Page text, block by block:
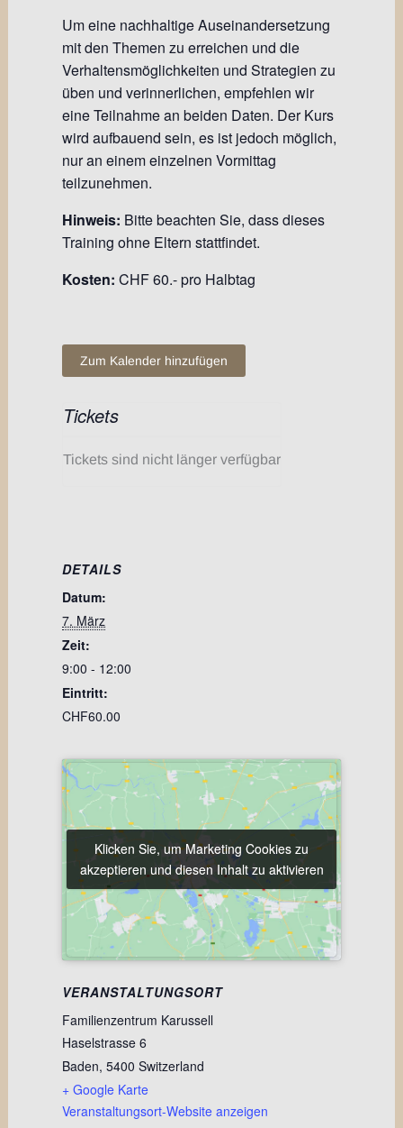
Um eine nachhaltige Auseinandersetzung
mit den Themen zu erreichen und die
Verhaltensmöglichkeiten und Strategien zu
üben und verinnerlichen, empfehlen wir
eine Teilnahme an beiden Daten. Der Kurs
wird aufbauend sein, es ist jedoch möglich,
nur an einem einzelnen Vormittag
teilzunehmen.
Hinweis: Bitte beachten Sie, dass dieses
Training ohne Eltern stattfindet.
Kosten: CHF 60.- pro Halbtag
Zum Kalender hinzufügen
DETAILS
Datum:
7. März
Zeit:
9:00 - 12:00
Eintritt:
CHF60.00
VERANSTALTUNGSORT
Familienzentrum Karussell
Haselstrasse 6
Baden, 5400 Switzerland
+ Google Karte
Veranstaltungsort-Website anzeigen
Klicken Sie, um Marketing Cookies zu
akzeptieren und diesen Inhalt zu aktivieren
Klicken Sie, um Marketing Cookies zu
akzeptieren und diesen Inhalt zu aktivieren
Tickets
Tickets sind nicht länger verfügbar